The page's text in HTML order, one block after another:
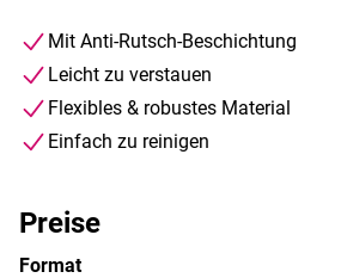
Mit Anti-Rutsch-Beschichtung
Leicht zu verstauen
Flexibles & robustes Material
Einfach zu reinigen
Preise
Format